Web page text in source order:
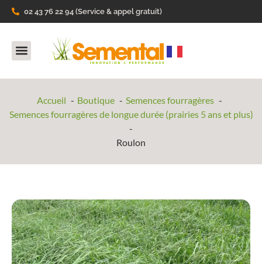
02 43 76 22 94 (Service & appel gratuit)
Accueil Boutique
Semences fourragères
Semences fourragères de longue durée (prairies 5 ans et plus)
Roulon